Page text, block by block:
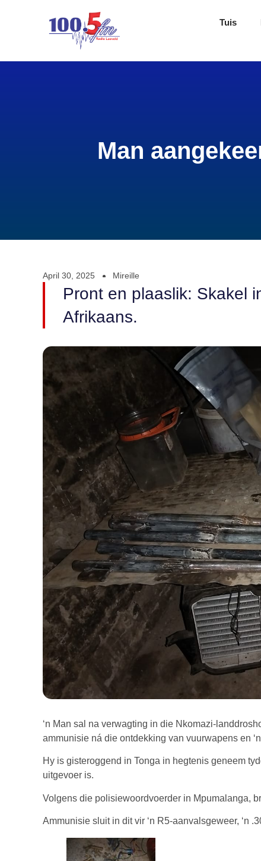
Tuis
Man
April 30, 2025 Mireille
Pront en plaaslik: Skakel
Afrikaans.
‘n Man sal na verwagting in die Nkomazi-
ammunisie ná die ontdekking van vuurwapens en
Hy is gisteroggend in Tonga in hegtenis geneem
uitgevoer is.
Volgens die polisiewoordvoerder in Mpumalanga,
Ammunisie sluit in dit vir ‘n R5-aanvalsgeweer, ‘n